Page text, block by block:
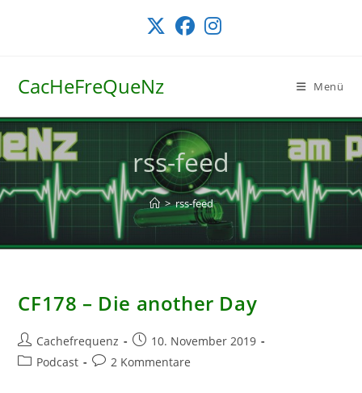
CacHeFreQueNz Menü
rss-feed
> rss-feed
CF178 – Die another Day
Beitrags-
Autor:
Cachefrequenz
Beitrag
veröffentlicht:
10. November 2019
Beitrags-
Podcast
Beitrags-
2 Kommentare